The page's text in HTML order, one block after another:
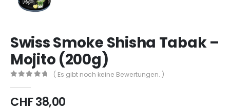
Swiss Smoke Shisha Tabak –
Mojito (200g)
( Es gibt noch keine Bewertungen. )
CHF38,00